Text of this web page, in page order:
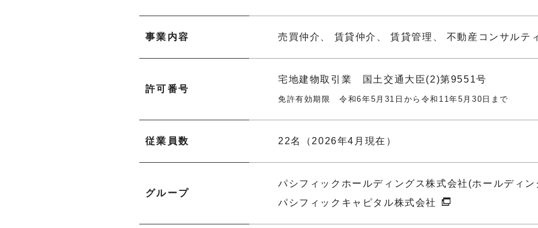
事業内容 売買仲介、 賃貸仲介、 賃貸管理、 不動産コンサルテ
許可番号
宅地建物取引業 国土交通大臣(2)第9551号
免許有効期限 令和6年5月31日から令和11年5月30日まで
従業員数 22名（2026年4月現在）
グループ
パシフィックホールディングス株式会社(ホールディン
パシフィックキャピタル株式会社